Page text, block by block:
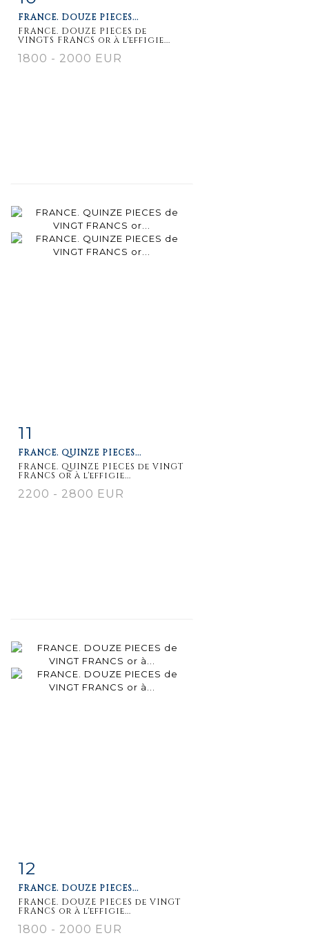
FRANCE. DOUZE PIECES...
FRANCE. DOUZE PIECES de
VINGTS FRANCS or à l'effigie...
1800 - 2000 EUR
11
FRANCE. QUINZE PIECES...
FRANCE. QUINZE PIECES de VINGT
FRANCS or à l'effigie...
2200 - 2800 EUR
Item detail
12
FRANCE. DOUZE PIECES...
FRANCE. DOUZE PIECES de VINGT
FRANCS or à l'effigie...
1800 - 2000 EUR